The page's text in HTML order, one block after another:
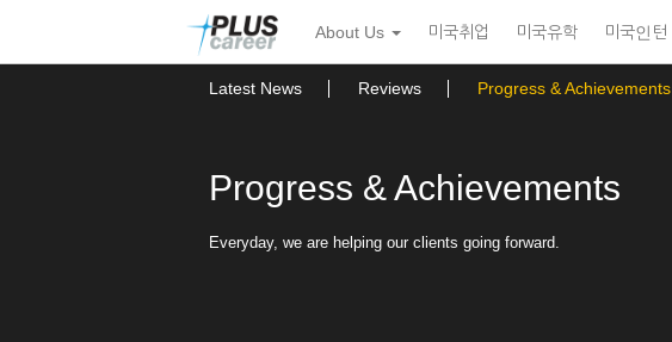
뉴
토
About Us 미국취업 미국유학 미국인턴
Latest News Reviews Progress & Achievements
Progress & Achievements
Everyday, we are helping our clients going forward.